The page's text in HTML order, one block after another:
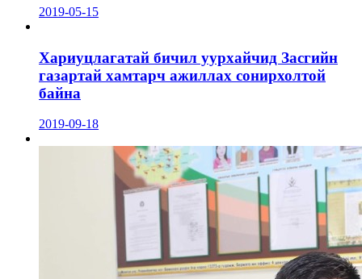
2019-05-15
Хариуцлагатай бичил уурхайчид Засгийн
газартай хамтарч ажиллах сонирхолтой
байна
2019-09-18